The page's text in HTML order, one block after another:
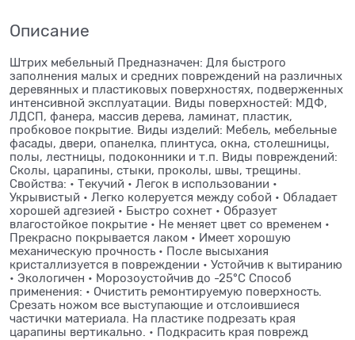
Описание
Штрих мебельный Предназначен: Для быстрого
заполнения малых и средних повреждений на различных
деревянных и пластиковых поверхностях, подверженных
интенсивной эксплуатации. Виды поверхностей: МДФ,
ЛДСП, фанера, массив дерева, ламинат, пластик,
пробковое покрытие. Виды изделий: Мебель, мебельные
фасады, двери, опанелка, плинтуса, окна, столешницы,
полы, лестницы, подоконники и т.п. Виды повреждений:
Сколы, царапины, стыки, проколы, швы, трещины.
Свойства: • Текучий • Легок в использовании •
Укрывистый • Легко колеруется между собой • Обладает
хорошей адгезией • Быстро сохнет • Образует
влагостойкое покрытие • Не меняет цвет со временем •
Прекрасно покрывается лаком • Имеет хорошую
механическую прочность • После высыхания
кристаллизуется в повреждении • Устойчив к вытиранию
• Экологичен • Морозоустойчив до -25°С Способ
применения: • Очистить ремонтируемую поверхность.
Срезать ножом все выступающие и отслоившиеся
частички материала. На пластике подрезать края
царапины вертикально. • Подкрасить края поврежд